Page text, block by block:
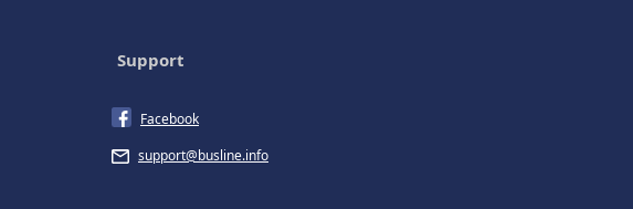
Support
Facebook
support@busline.info